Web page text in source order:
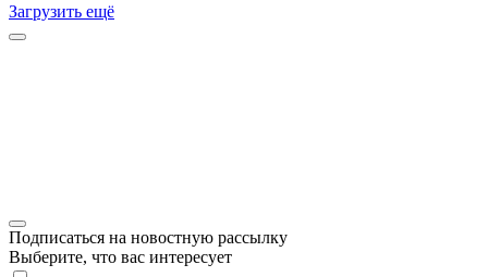
Загрузить ещё
Подписаться на новостную рассылку
Выберите, что вас интересует